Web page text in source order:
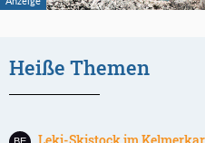
Heiße Themen